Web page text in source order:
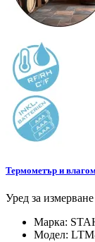
Термометър и
Уред за
Марка:
Модел: